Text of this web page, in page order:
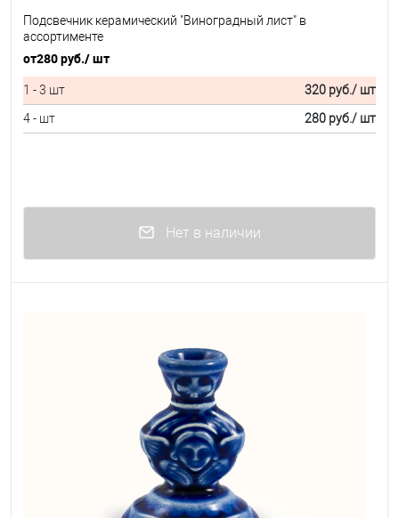
Подсвечник керамический "Виноградный лист" в
ассортименте
от280 руб./ шт
1 - 3 шт 320 руб./ шт
4 - шт
280 руб./ шт
Нет в наличии